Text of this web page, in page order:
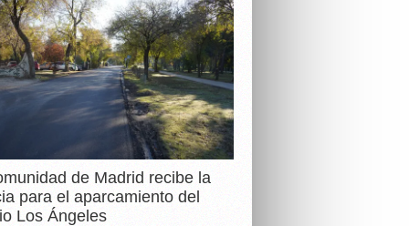
de Madrid recibe la
para el aparcamiento del
Los Ángeles